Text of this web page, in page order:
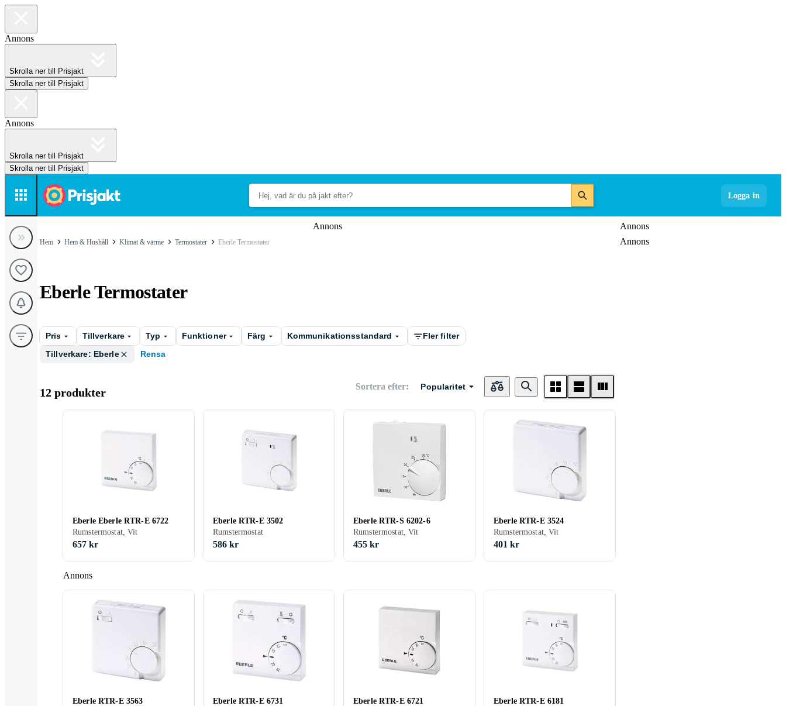
Annons
Skrolla ner till Prisjakt
Skrolla ner till Prisjakt
Annons
Skrolla ner till Prisjakt
Skrolla ner till Prisjakt
Logga in
Annons
Annons
Annons
Hem Hem & Hushåll Klimat & värme Termostater Eberle Termostater
Eberle Termostater
Pris Tillverkare Typ Funktioner Färg Kommunikationsstandard
Fler filter
Tillverkare: Eberle
Rensa
12 produkter Sortera efter: Popularitet
Annons
Eberle Eberle RTR-E 6722
Rumstermostat, Vit
657 kr
Eberle RTR-E 3502
Rumstermostat
586 kr
Eberle RTR-S 6202-6
Rumstermostat, Vit
455 kr
Eberle RTR-E 3524
Rumstermostat, Vit
401 kr
Eberle RTR-E 3563
Eberle RTR-E 6731
Eberle RTR-E 6721
Eberle RTR-E 6181